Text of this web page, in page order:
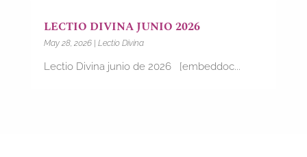
LECTIO DIVINA JUNIO 2026
May 28, 2026| Lectio Divina
Lectio Divina junio de 2026 [embeddoc...